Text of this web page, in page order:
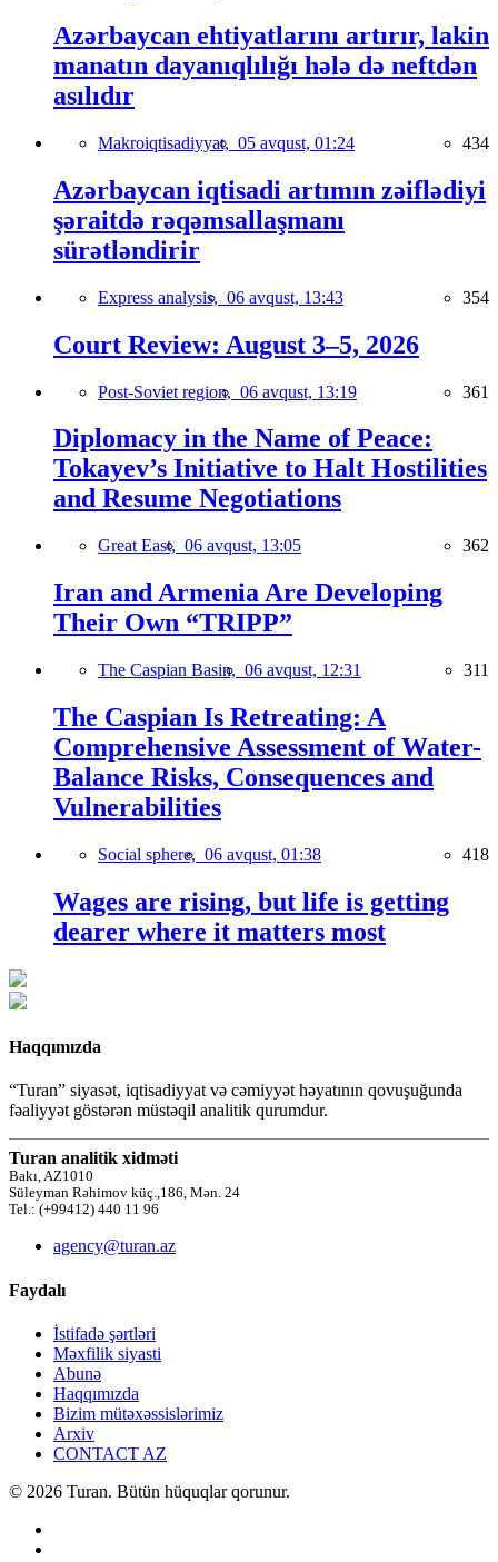
Azərbaycan ehtiyatlarını artırır, lakin
manatın dayanıqlılığı hələ də neftdən
asılıdır
Makroiqtisadiyyat, 05 avqust, 01:24 434
Azərbaycan iqtisadi artımın zəiflədiyi
şəraitdə rəqəmsallaşmanı
sürətləndirir
Express analysis, 06 avqust, 13:43 354
Court Review: August 3–5, 2026
Post-Soviet region, 06 avqust, 13:19 361
Diplomacy in the Name of Peace:
Tokayev’s Initiative to Halt Hostilities
and Resume Negotiations
Great East, 06 avqust, 13:05 362
Iran and Armenia Are Developing
Their Own “TRIPP”
The Caspian Basin, 06 avqust, 12:31 311
The Caspian Is Retreating: A
Comprehensive Assessment of Water-
Balance Risks, Consequences and
Vulnerabilities
Social sphere, 06 avqust, 01:38 418
Wages are rising, but life is getting
dearer where it matters most
Haqqımızda
“Turan” siyasət, iqtisadiyyat və cəmiyyət həyatının qovuşuğunda
fəaliyyət göstərən müstəqil analitik qurumdur.
Turan analitik xidməti
Bakı, AZ1010
Süleyman Rəhimov küç.,186, Mən. 24
Tel.: (+99412) 440 11 96
agency@turan.az
Faydalı
İstifadə şərtləri
Məxfilik siyasti
Abunə
Haqqımızda
Bizim mütəxəssislərimiz
Arxiv
CONTACT AZ
© 2026 Turan. Bütün hüquqlar qorunur.